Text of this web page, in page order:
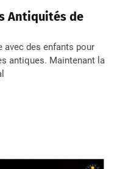
Antiquités de
avec des enfants pour
antiques. Maintenant la